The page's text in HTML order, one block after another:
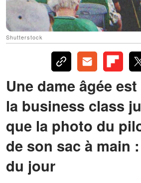
Shutterstock
Une dame âgée
la business class
que la photo du
de son sac à main
du jour